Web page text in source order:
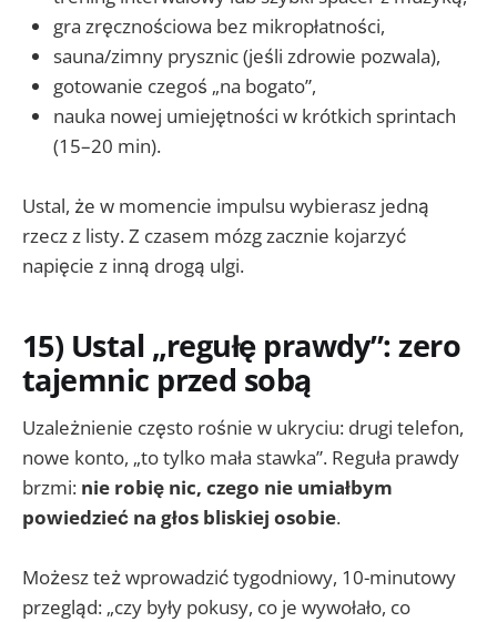
gra zręcznościowa bez mikropłatności,
sauna/zimny prysznic (jeśli zdrowie pozwala),
gotowanie czegoś „na bogato”,
nauka nowej umiejętności w krótkich sprintach
(15–20 min).
Ustal, że w momencie impulsu wybierasz jedną
rzecz z listy. Z czasem mózg zacznie kojarzyć
napięcie z inną drogą ulgi.
15) Ustal „regułę prawdy”: zero
tajemnic przed sobą
Uzależnienie często rośnie w ukryciu: drugi telefon,
nowe konto, „to tylko mała stawka”. Reguła prawdy
brzmi: nie robię nic, czego nie umiałbym
powiedzieć na głos bliskiej osobie.
Możesz też wprowadzić tygodniowy, 10-minutowy
przegląd: „czy były pokusy, co je wywołało, co